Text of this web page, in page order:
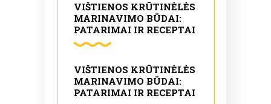
VIŠTIENOS KRŪTINĖLĖS
MARINAVIMO BŪDAI:
PATARIMAI IR RECEPTAI
VIŠTIENOS KRŪTINĖLĖS
MARINAVIMO BŪDAI:
PATARIMAI IR RECEPTAI